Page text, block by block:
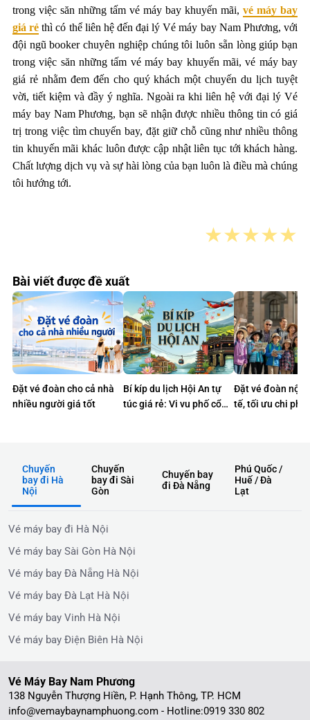
trong việc săn những tấm vé máy bay khuyến mãi, vé máy bay
giá rẻ thì có thể liên hệ đến đại lý Vé máy bay Nam Phương, với
đội ngũ booker chuyên nghiệp chúng tôi luôn sẵn lòng giúp bạn
trong việc săn những tấm vé máy bay khuyến mãi, vé máy bay
giá rẻ nhằm đem đến cho quý khách một chuyến du lịch tuyệt
vời, tiết kiệm và đầy ý nghĩa. Ngoài ra khi liên hệ với đại lý Vé
máy bay Nam Phương, bạn sẽ nhận được nhiều thông tin có giá
trị trong việc tìm chuyến bay, đặt giữ chỗ cũng như nhiều thông
tin khuyến mãi khác luôn được cập nhật liên tục tới khách hàng.
Chất lượng dịch vụ và sự hài lòng của bạn luôn là điều mà chúng
tôi hướng tới.
★★★★★
Bài viết được đề xuất
Đặt vé đoàn cho cả nhà
nhiều người giá tốt
Bí kíp du lịch Hội An tự
túc giá rẻ: Vi vu phố cổ
Đặt vé đoàn nội
tế, tối ưu chi phí
Chuyến
bay đi Hà
Nội
Chuyến
bay đi Sài
Gòn
Chuyến bay
đi Đà Nẵng
Phú Quốc /
Huế / Đà
Lạt
Vé máy bay đi Hà Nội
Vé máy bay Sài Gòn Hà Nội
Vé máy bay Đà Nẵng Hà Nội
Vé máy bay Đà Lạt Hà Nội
Vé máy bay Vinh Hà Nội
Vé máy bay Điện Biên Hà Nội
Vé Máy Bay Nam Phương
138 Nguyễn Thượng Hiền, P. Hạnh Thông, TP. HCM
info@vemaybaynamphuong.com - Hotline:0919 330 802